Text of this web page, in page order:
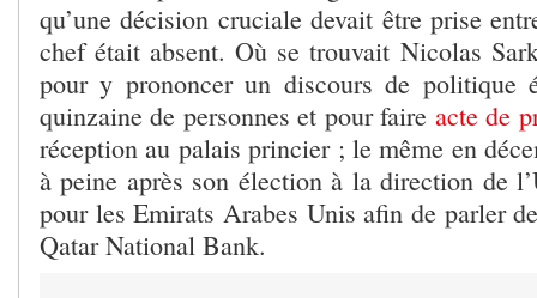
qu’une décision cruciale devait être prise
chef était absent. Où se trouvait Nicolas
pour y prononcer un discours de politique
quinzaine de personnes et pour faire acte de
réception au palais princier ; le même en
à peine après son élection à la direction de
pour les Emirats Arabes Unis afin de parler
Qatar National Bank.